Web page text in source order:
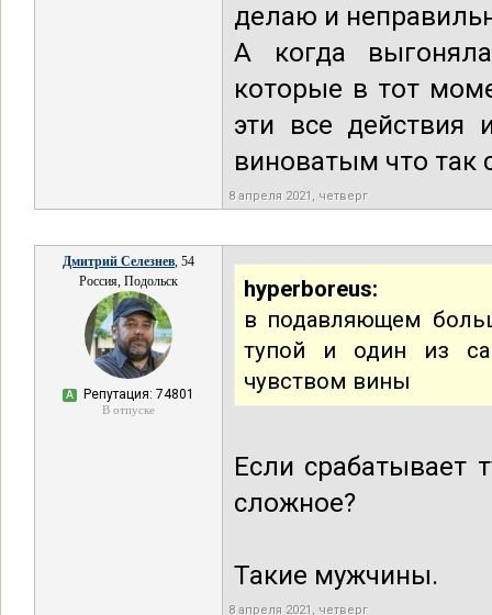
делаю и
А когда
которые в тот
эти все действия
виноватым что так
8 апреля 2021, четверг
Дмитрий Селезнев, 54
Россия, Подольск
А Репутация: 74801
В отпуске
hyperboreus:
в подавляющем
тупой и один из
чувством вины
Если срабатывает
сложное?
Такие мужчины.
8 апреля 2021, четверг